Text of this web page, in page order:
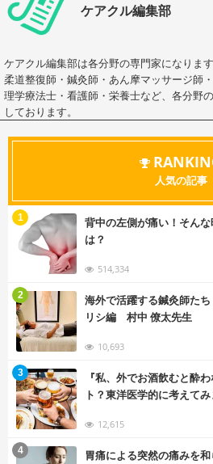
ケアクル編集部
ケアクル編集部は各分野の専門家になります
柔道整復師・鍼灸師・あん摩マッサージ師
理学療法士・看護師・栄養士など、各分野
しております。
人気の記事
背中の左側が痛い！そん
は？
514,334
1
海外で活躍する鍼灸師た
リシ編 村中 僚太先生
10,693
2
『私、外でお酒飲むと酔
ト？東洋医学的に考えてみ
12,615
3
胃痛による突然の痛みを
4